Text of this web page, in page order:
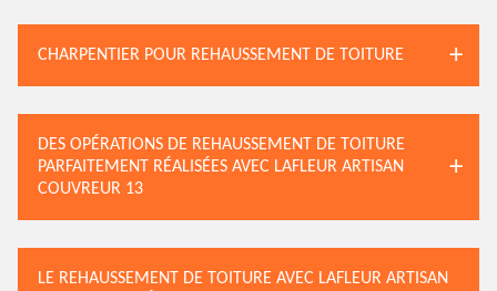
CHARPENTIER POUR REHAUSSEMENT DE TOITURE
DES OPÉRATIONS DE REHAUSSEMENT DE TOITURE
PARFAITEMENT RÉALISÉES AVEC LAFLEUR ARTISAN
COUVREUR 13
LE REHAUSSEMENT DE TOITURE AVEC LAFLEUR ARTISAN